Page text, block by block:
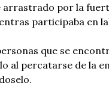
arrastrado por la
participaba en
que se
al percatarse de la